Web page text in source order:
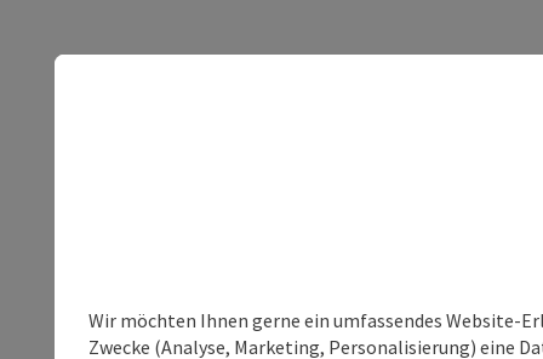
Wir möchten Ihnen gerne ein umfassendes Website-
Zwecke (Analyse, Marketing, Personalisierung) eine